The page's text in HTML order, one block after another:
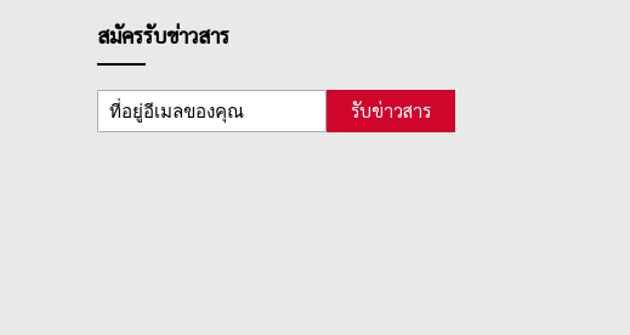
สมัครรับข่าวสาร
รับข่าวสาร